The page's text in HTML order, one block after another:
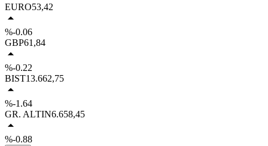
EURO53,42
%-0.06
GBP61,84
%-0.22
BIST13.662,75
%-1.64
GR. ALTIN6.658,45
%-0.88